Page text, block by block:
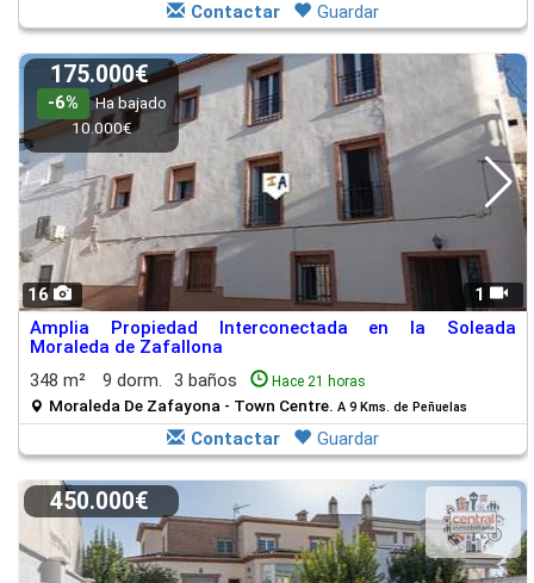
Contactar Guardar
16 1
175.000€
-6%
Ha bajado
10.000€
Amplia Propiedad Interconectada en la Soleada
Moraleda de Zafallona
348 m²
9 dorm. 3 baños Hace 21 horas
Moraleda De Zafayona - Town Centre. A 9 Kms. de Peñuelas
Contactar Guardar
450.000€